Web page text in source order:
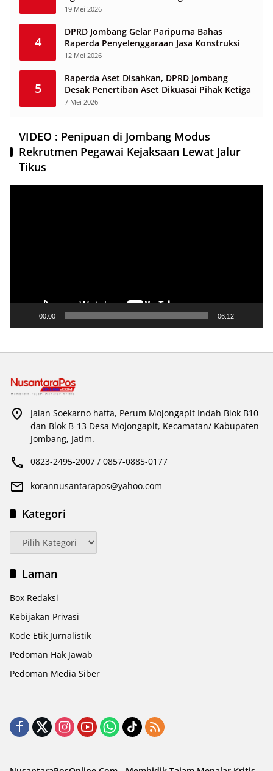
19 Mei 2026
4
DPRD Jombang Gelar Paripurna Bahas
Raperda Penyelenggaraan Jasa Konstruksi
12 Mei 2026
5
Raperda Aset Disahkan, DPRD Jombang
Desak Penertiban Aset Dikuasai Pihak Ketiga
7 Mei 2026
VIDEO : Penipuan di Jombang Modus
Rekrutmen Pegawai Kejaksaan Lewat Jalur
Tikus
00:00 06:12
Jalan Soekarno hatta, Perum Mojongapit Indah Blok B10
dan Blok B-13 Desa Mojongapit, Kecamatan/ Kabupaten
Jombang, Jatim.
0823-2495-2007 / 0857-0885-0177
korannusantarapos@yahoo.com
Kategori
Kategori
Laman
Box Redaksi
Kebijakan Privasi
Kode Etik Jurnalistik
Pedoman Hak Jawab
Pedoman Media Siber